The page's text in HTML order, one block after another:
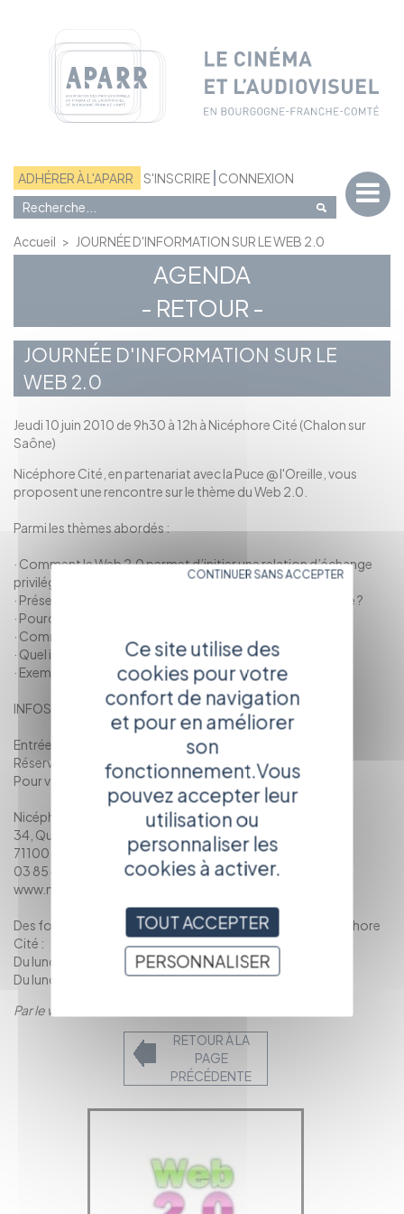
ADHÉRER À L'APARR S'INSCRIRE CONNEXION
Accueil > JOURNÉE D'INFORMATION SUR LE WEB 2.0
AGENDA
- RETOUR -
JOURNÉE D'INFORMATION SUR LE
WEB 2.0
Jeudi 10 juin 2010 de 9h30 à 12h à Nicéphore Cité (Chalon sur
Saône)
Nicéphore Cité, en partenariat avec la Puce @ l'Oreille, vous
proposent une rencontre sur le thème du Web 2.0.
Parmi les thèmes abordés :
· Comment le Web 2.0 permet d’initier une relation d’échange
privilégiée avec les internautes ?
· Présentation des concepts et technologies par l’exemple ?
· Pourquoi utiliser le Web 2.0 sur son site internet ?
· Comment mettre en place ces concepts ?
· Quel impact sur le budget communication ?
· Exemples de projets et de réalisations Web 2.0
INFOS PRATIQUES
Entrée gratuite
Réservation obligatoire
Pour vous inscrire, cliquezici.
Nicéphore Cité
34, Quai Saint Cosme
71100 Chalon sur Saône
03 85 42 06 55
www.nicephorecite.com
Des formations sur le même thème se dérouleront à Nicéphore
Cité :
Du lundi 5 au mercredi 7 juillet 2010
Du lundi 13 au mercredi 15 septembre 2010
Par le webmaster
RETOUR À LA
PAGE
PRÉCÉDENTE
Ce site utilise des
cookies pour votre
confort de navigation
et pour en améliorer
son
fonctionnement.Vous
pouvez accepter leur
utilisation ou
personnaliser les
cookies à activer.
TOUT ACCEPTER
CONTINUER SANS ACCEPTER
PERSONNALISER